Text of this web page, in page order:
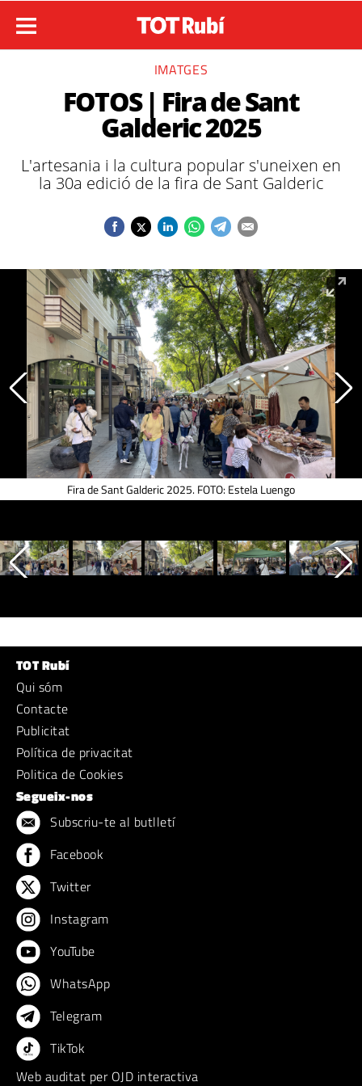
IMATGES
FOTOS | Fira de Sant
Galderic 2025
L'artesania i la cultura popular s'uneixen en
la 30a edició de la fira de Sant Galderic
Fira de Sant Galderic 2025. FOTO: Estela Luengo
TOT Rubí
Qui sóm
Contacte
Publicitat
Política de privacitat
Politica de Cookies
Segueix-nos
Subscriu-te al butlletí
Facebook
Twitter
Instagram
YouTube
WhatsApp
Telegram
TikTok
Web auditat per OJD interactiva